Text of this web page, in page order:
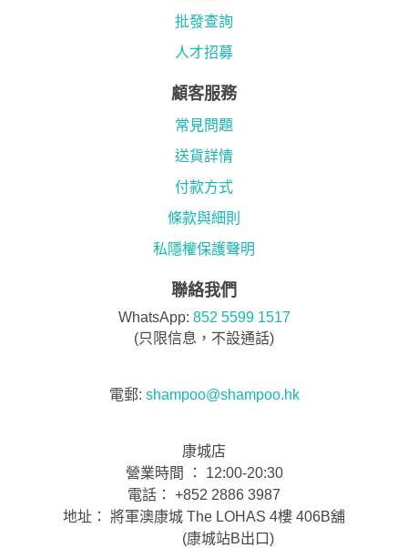
批發查詢
人才招募
顧客服務
常見問題
送貨詳情
付款方式
條款與細則
私隱權保護聲明
聯絡我們
WhatsApp: 852 5599 1517
(只限信息，不設通話)
電郵: shampoo@shampoo.hk
康城店
營業時間 ： 12:00-20:30
電話： +852 2886 3987
地址： 將軍澳康城 The LOHAS 4樓 406B舖
(康城站B出口)